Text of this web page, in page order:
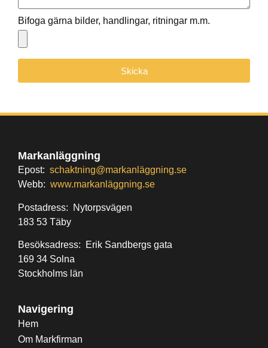
Bifoga gärna bilder, handlingar, ritningar m.m.
Skicka
Markanläggning
Epost: schaktning@markanläggning.se
Webb: www.markanläggning.se
Postadress: Nytorpsvägen
183 53 Täby
Besöksadress: Erik Sandbergs gata
169 34 Solna
Stockholms län
Navigering
Hem
Om Markfirman